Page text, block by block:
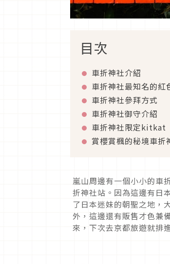
目次
車折神社介紹
車折神社最知名的紅
車折神社參拜方式
車折神社御守介紹
車折神社限定kitkat
賞櫻賞楓的秘境車折
嵐山周邊有一個小小的車
折神社站。因為這邊有日
了日本迷妹的朝聖之地，
外，這邊還有販售才色兼
來，下次去京都旅遊就排